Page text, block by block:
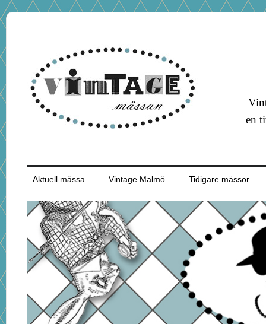
en
Aktuell mässa Vintage Malmö Tidigare mässor